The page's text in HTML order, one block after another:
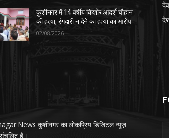
कुशीनगर में 14 वर्षीय किशोर आदर्श चौहान
की हत्या, रंगदारी न देने का हत्या का आरोप
02/08/2026
News कुशीनगर का लोकप्रिय डिजिटल न्यूज़
है।